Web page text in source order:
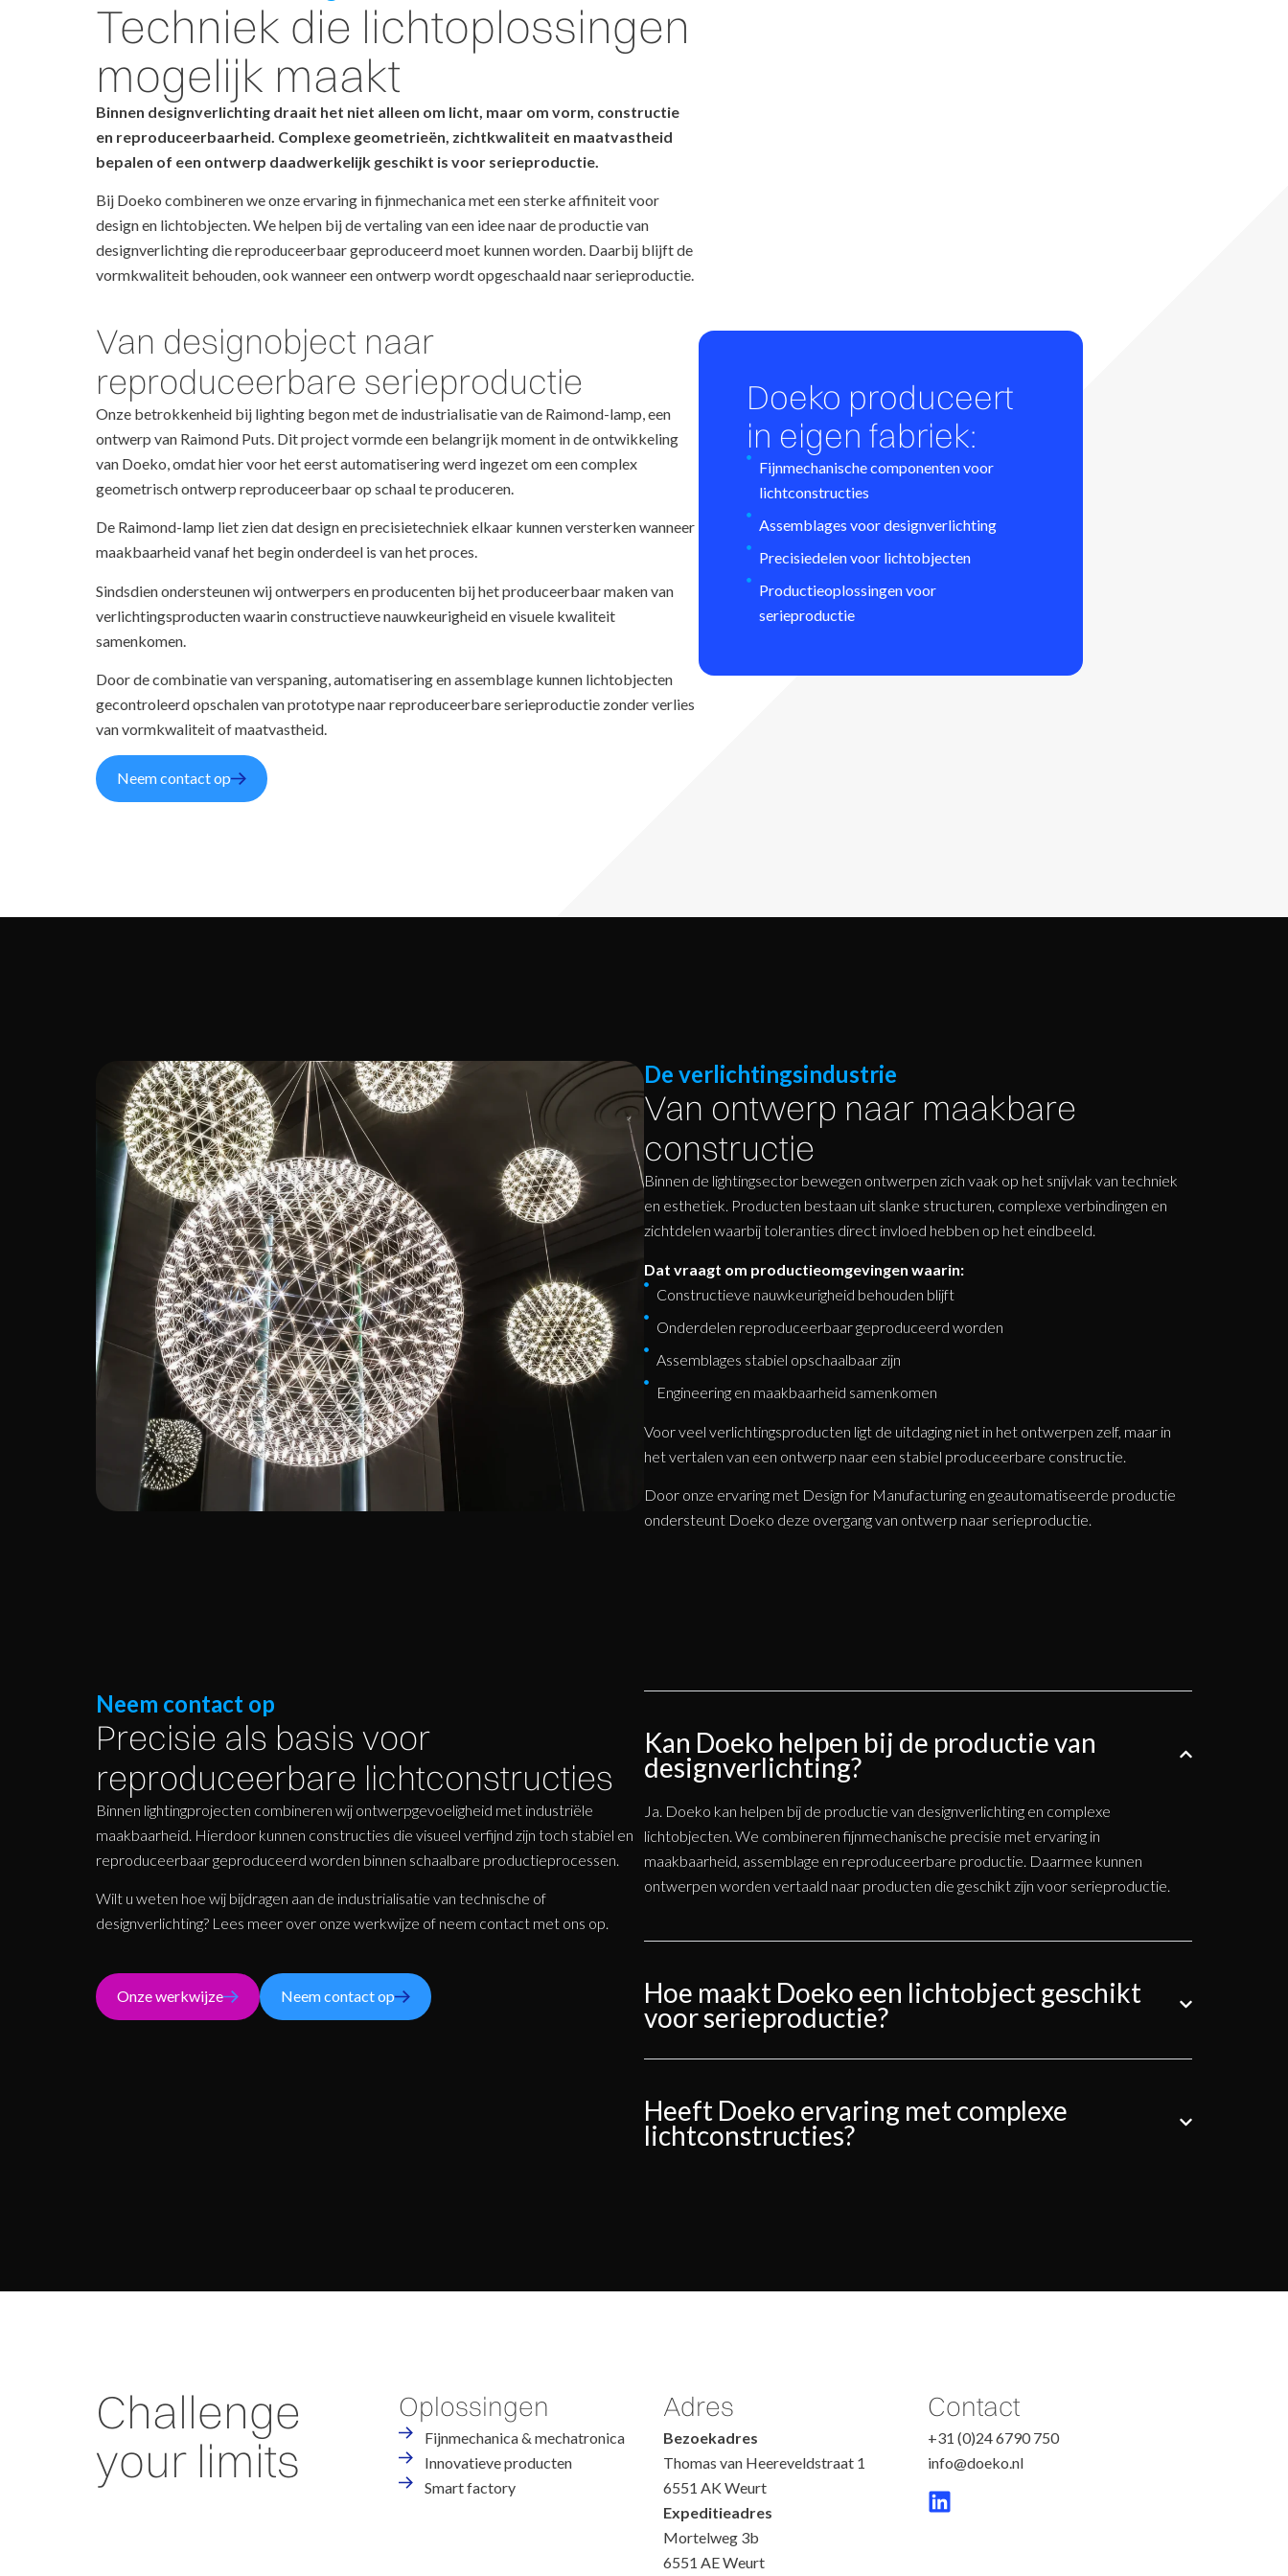
Techniek die licht­oplossingen
mogelijk maakt
Binnen designverlichting draait het niet alleen om licht, maar om vorm, constructie
en reproduceerbaarheid. Complexe geometrieën, zichtkwaliteit en maatvastheid
bepalen of een ontwerp daadwerkelijk geschikt is voor serieproductie.
Bij Doeko combineren we onze ervaring in fijnmechanica met een sterke affiniteit voor
design en lichtobjecten. We helpen bij de vertaling van een idee naar de productie van
designverlichting die reproduceerbaar geproduceerd moet kunnen worden. Daarbij blijft de
vormkwaliteit behouden, ook wanneer een ontwerp wordt opgeschaald naar serieproductie.
Van designobject naar
reproduceerbare serieproductie
Onze betrokkenheid bij lighting begon met de industrialisatie van de Raimond-lamp, een
ontwerp van Raimond Puts. Dit project vormde een belangrijk moment in de ontwikkeling
van Doeko, omdat hier voor het eerst automatisering werd ingezet om een complex
geometrisch ontwerp reproduceerbaar op schaal te produceren.
De Raimond-lamp liet zien dat design en precisietechniek elkaar kunnen versterken wanneer
maakbaarheid vanaf het begin onderdeel is van het proces.
Sindsdien ondersteunen wij ontwerpers en producenten bij het produceerbaar maken van
verlichtingsproducten waarin constructieve nauwkeurigheid en visuele kwaliteit
samenkomen.
Door de combinatie van verspaning, automatisering en assemblage kunnen lichtobjecten
gecontroleerd opschalen van prototype naar reproduceerbare serieproductie zonder verlies
van vormkwaliteit of maatvastheid.
Neem contact op
Doeko produceert
in eigen fabriek:
Fijnmechanische componenten voor
lichtconstructies
Assemblages voor designverlichting
Precisiedelen voor lichtobjecten
Productieoplossingen voor
serieproductie
De verlichtingsindustrie
Van ontwerp naar maakbare
constructie
Binnen de lightingsector bewegen ontwerpen zich vaak op het snijvlak van techniek
en esthetiek. Producten bestaan uit slanke structuren, complexe verbindingen en
zichtdelen waarbij toleranties direct invloed hebben op het eindbeeld.
Dat vraagt om productieomgevingen waarin:
Constructieve nauwkeurigheid behouden blijft
Onderdelen reproduceerbaar geproduceerd worden
Assemblages stabiel opschaalbaar zijn
Engineering en maakbaarheid samenkomen
Voor veel verlichtingsproducten ligt de uitdaging niet in het ontwerpen zelf, maar in
het vertalen van een ontwerp naar een stabiel produceerbare constructie.
Door onze ervaring met Design for Manufacturing en geautomatiseerde productie
ondersteunt Doeko deze overgang van ontwerp naar serieproductie.
Neem contact op
Precisie als basis voor
reproduceerbare lichtconstructies
Binnen lightingprojecten combineren wij ontwerpgevoeligheid met industriële
maakbaarheid. Hierdoor kunnen constructies die visueel verfijnd zijn toch stabiel en
reproduceerbaar geproduceerd worden binnen schaalbare productieprocessen.
Wilt u weten hoe wij bijdragen aan de industrialisatie van technische of
designverlichting? Lees meer over onze werkwijze of neem contact met ons op.
Onze werkwijze Neem contact op
Kan Doeko helpen bij de productie van
designverlichting?
Ja. Doeko kan helpen bij de productie van designverlichting en complexe
lichtobjecten. We combineren fijnmechanische precisie met ervaring in
maakbaarheid, assemblage en reproduceerbare productie. Daarmee kunnen
ontwerpen worden vertaald naar producten die geschikt zijn voor serieproductie.
Hoe maakt Doeko een lichtobject geschikt
voor serieproductie?
Heeft Doeko ervaring met complexe
lichtconstructies?
Challenge
your limits
Oplossingen
Fijnmechanica & mechatronica
Innovatieve producten
Smart factory
Adres
Bezoekadres
Thomas van Heereveldstraat 1
6551 AK Weurt
Expeditieadres
Mortelweg 3b
6551 AE Weurt
Contact
+31 (0)24 6790 750
info@doeko.nl